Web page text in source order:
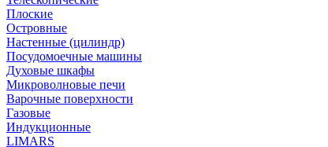
Плоские
Островные
Настенные (цилиндр)
Посудомоечные машины
Духовые шкафы
Микроволновые печи
Варочные поверхности
Газовые
Индукционные
LIMARS